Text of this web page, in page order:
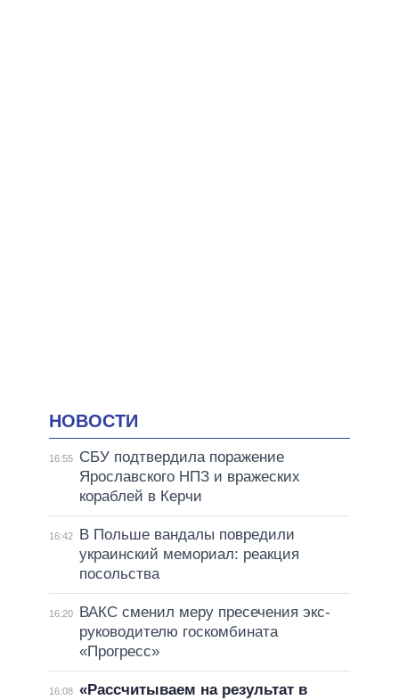
НОВОСТИ
16:55
СБУ подтвердила поражение
Ярославского НПЗ и вражеских
кораблей в Керчи
16:42
В Польше вандалы повредили
украинский мемориал: реакция
посольства
16:20
ВАКС сменил меру пресечения экс-
руководителю госкомбината
«Прогресс»
16:08 «Рассчитываем на результат в